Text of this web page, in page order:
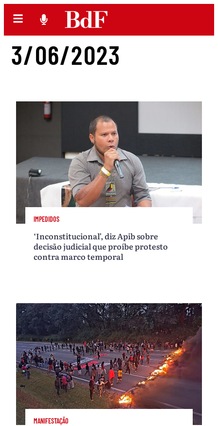
3/06/2023
IMPEDIDOS
‘Inconstitucional’, diz Apib sobre
decisão judicial que proíbe protesto
contra marco temporal
MANIFESTAÇÃO